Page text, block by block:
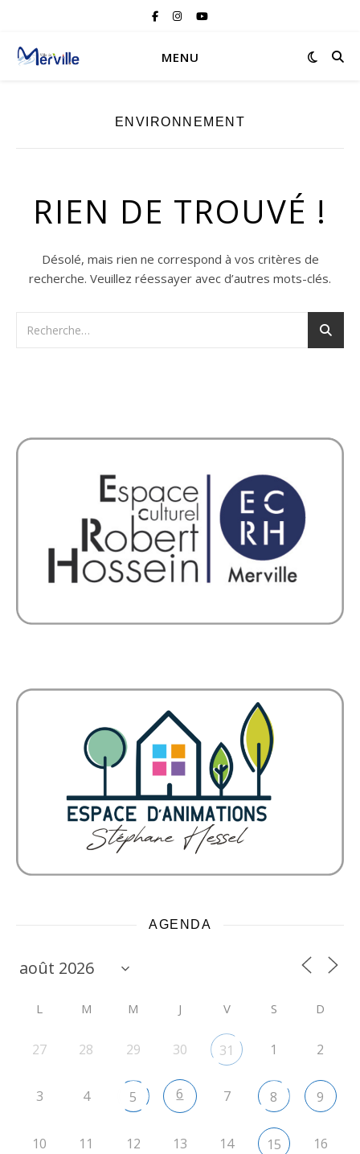
MENU
ENVIRONNEMENT
RIEN DE TROUVÉ !
Désolé, mais rien ne correspond à vos critères de
recherche. Veuillez réessayer avec d’autres mots-clés.
AGENDA
L M M J V S D
27 28 29 30 31 1 2
3 4 5 6 7 8 9
10 11 12 13 14 15 16